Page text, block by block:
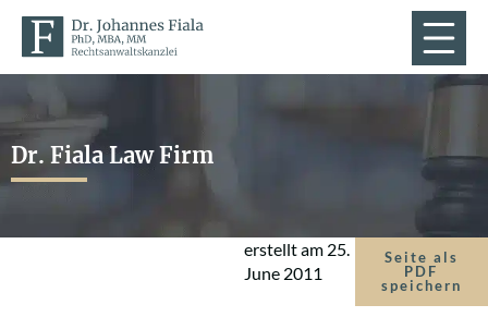
Dr. Fiala Law Firm
erstellt am 25.
June 2011
Seite als
PDF
speichern